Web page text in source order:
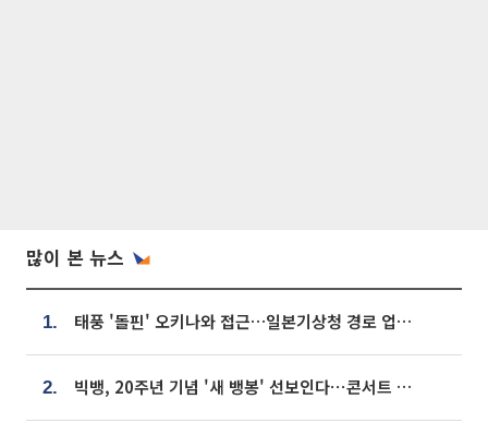
많이 본 뉴스
1. 태풍 '돌핀' 오키나와 접근…일본기상청 경로 업데이트
2. 빅뱅, 20주년 기념 '새 뱅봉' 선보인다⋯콘서트 앞두고 팝업 개최